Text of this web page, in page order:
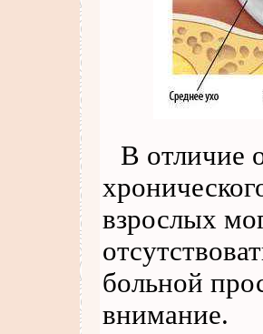
В отличие
взрослых
больной
внимание.